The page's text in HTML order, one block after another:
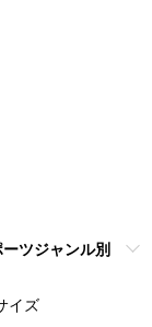
ツジャンル別
イズ